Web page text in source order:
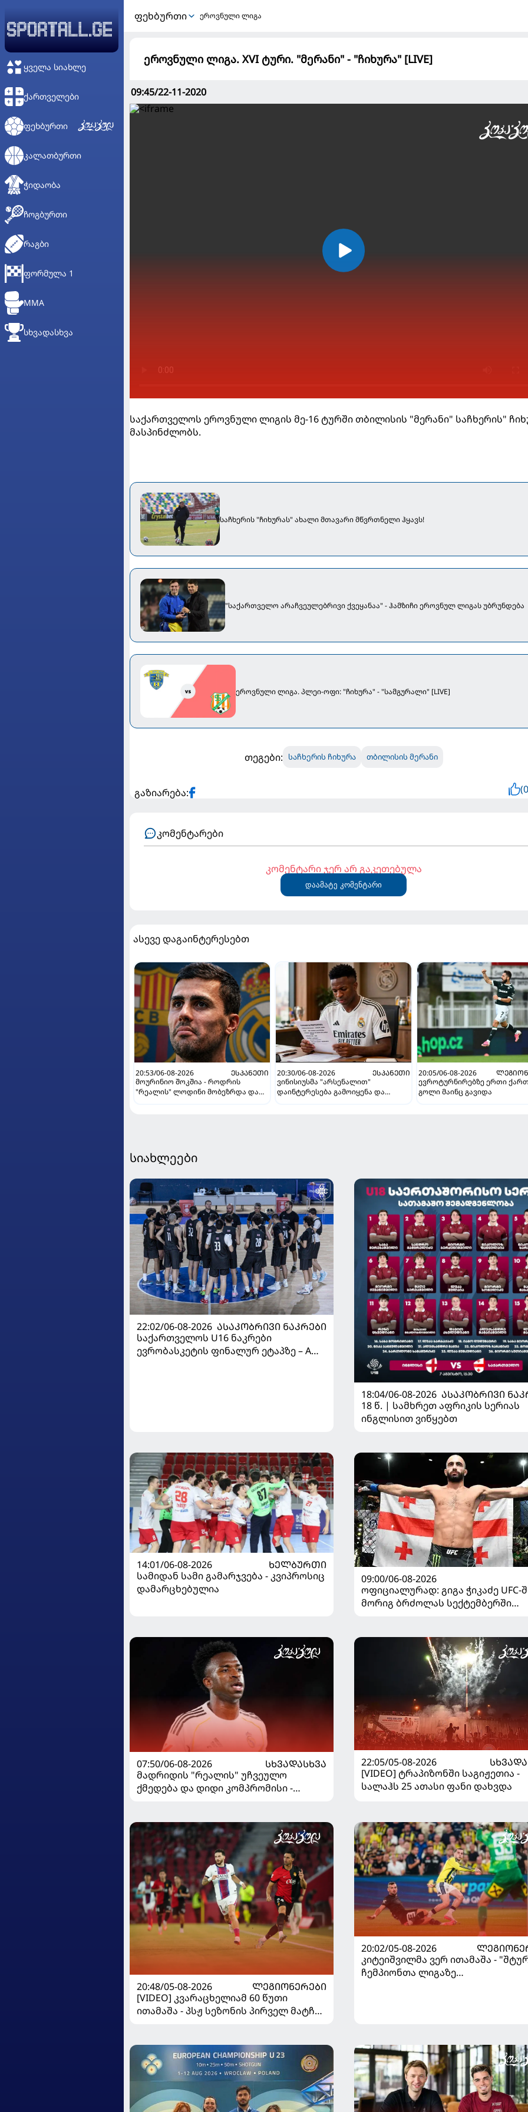
ᲧᲕᲔᲚᲐ ᲡᲘᲐᲮᲚᲔ
ᲥᲐᲠᲗᲕᲔᲚᲔᲑᲘ
ᲤᲔᲮᲑᲣᲠᲗᲘ
ᲙᲐᲚᲐᲗᲑᲣᲠᲗᲘ
ᲭᲘᲓᲐᲝᲑᲐ
ᲩᲝᲒᲑᲣᲠᲗᲘ
ᲠᲐᲒᲑᲘ
ᲤᲝᲠᲛᲣᲚᲐ 1
MMA
ᲡᲮᲕᲐᲓᲐᲡᲮᲕᲐ
ᲤᲔᲮᲑᲣᲠᲗᲘ ეროვნული ლიგა
ეროვნული ლიგა. XVI ტური. "მერანი" - "ჩიხურა" [LIVE]
09:45/22-11-2020
საქართველოს ეროვნული ლიგის მე-16 ტურში თბილისის "მერანი" საჩხერის"
მასპინძლობს.
საჩხერის "ჩიხურას" ახალი მთავარი მწვრთნელი ჰყავს!
"საქართველო არაჩვეულებრივი ქვეყანაა" - ჰამზიჩი ეროვნულ ლიგას უბრუნდება
ეროვნული ლიგა. პლეი-ოფი: "ჩიხურა" - "სამგურალი" [LIVE]
თეგები: საჩხერის ჩიხურა თბილისის მერანი
გაზიარება:
კომენტარები
კომენტარი ჯერ არ გაკეთებულა
დაამატე კომენტარი
ასევე დაგაინტერესებთ
20:53/06-08-2026
ᲔᲡᲞᲐᲜᲔᲗᲘ
მოურინიო შოკშია - როდრის
"რეალის" ლოდინი მობეზრდა და
20:30/06-08-2026
ᲔᲡᲞᲐᲜᲔᲗᲘ
ვინისიუსმა "არსენალით"
დაინტერესება გამოიყენა და
20:05/06-08-2026
ევროტურნირებზე ერთი
გოლი მაინც გავიდა
სიახლეები
22:02/06-08-2026 ᲐᲡᲐᲙᲝᲑᲠᲘᲕᲘ ᲜᲐᲙᲠᲔᲑᲘ
საქართველოს U16 ნაკრები
ევრობასკეტის ფინალურ ეტაპზე – A
18:04/06-08-2026 ᲐᲡᲐᲙᲝᲑᲠᲘᲕᲘ
18 წ. | სამხრეთ აფრიკის სერიას
ინგლისით ვიწყებთ
14:01/06-08-2026
ᲮᲔᲚᲑᲣᲠᲗᲘ
სამიდან სამი გამარჯვება - კვიპროსიც
დამარცხებულია
09:00/06-08-2026
ოფიციალურად: გიგა ჭიკაძე UFC-
მორიგ ბრძოლას სექტემბერში
07:50/06-08-2026
ᲡᲮᲕᲐᲓᲐᲡᲮᲕᲐ
მადრიდის "რეალის" უჩვეულო
ქმედება და დიდი კომპრომისი -
22:05/05-08-2026
[VIDEO] ტრაპიზონში საგიჟეთია -
სალაჰს 25 ათასი ფანი დახვდა
20:48/05-08-2026
ᲚᲔᲒᲘᲝᲜᲔᲠᲔᲑᲘ
[VIDEO] კვარაცხელიამ 60 წუთი
ითამაშა - პსჟ სეზონის პირველ მატჩში
20:02/05-08-2026
კიტეიშვილმა ვერ ითამაშა -
ჩემპიონთა ლიგაზე